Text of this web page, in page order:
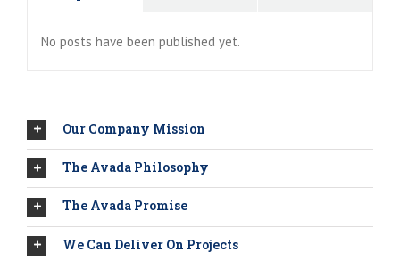
No posts have been published yet.
Our Company Mission
The Avada Philosophy
The Avada Promise
We Can Deliver On Projects